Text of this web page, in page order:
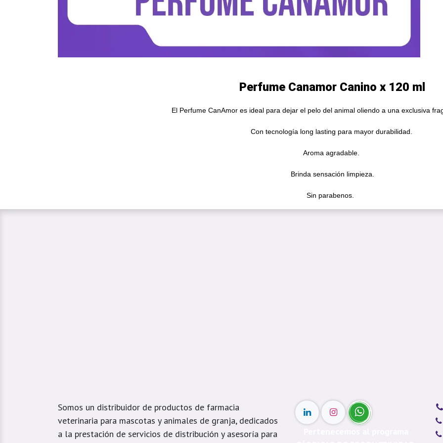
Perfume Canamor Canino x 120 ml
El Perfume CanAmor es ideal para dejar el pelo del animal oliendo a una exclusiva
Con tecnología long lasting para mayor durabilidad.
Aroma agradable.
Brinda sensación limpieza.
Sin parabenos.
Somos un distribuidor de productos de farmacia
veterinaria para mascotas y animales de granja, dedicados
a la prestación de servicios de distribución y asesoría para